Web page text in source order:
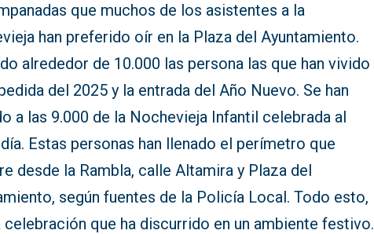
que muchos de los asistentes a la
han preferido oír en la Plaza del Ayuntamiento.
alrededor de 10.000 las persona las que han vivido
del 2025 y la entrada del Año Nuevo. Se han
a las 9.000 de la Nochevieja Infantil celebrada al
Estas personas han llenado el perímetro que
desde la Rambla, calle Altamira y Plaza del
según fuentes de la Policía Local. Todo esto,
celebración que ha discurrido en un ambiente festivo.